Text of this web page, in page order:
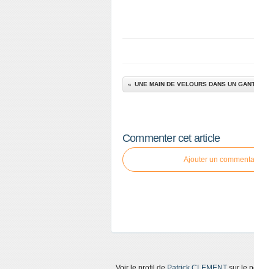
Commenter cet article
Ajouter un